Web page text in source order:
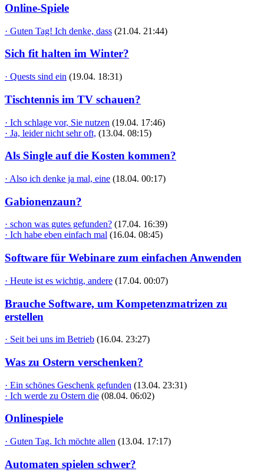
Online-Spiele
· Guten Tag! Ich denke, dass (21.04. 21:44)
Sich fit halten im Winter?
· Quests sind ein (19.04. 18:31)
Tischtennis im TV schauen?
· Ich schlage vor, Sie nutzen (19.04. 17:46)
· Ja, leider nicht sehr oft, (13.04. 08:15)
Als Single auf die Kosten kommen?
· Also ich denke ja mal, eine (18.04. 00:17)
Gabionenzaun?
· schon was gutes gefunden? (17.04. 16:39)
· Ich habe eben einfach mal (16.04. 08:45)
Software für Webinare zum einfachen Anwenden
· Heute ist es wichtig, andere (17.04. 00:07)
Brauche Software, um Kompetenzmatrizen zu
erstellen
· Seit bei uns im Betrieb (16.04. 23:27)
Was zu Ostern verschenken?
· Ein schönes Geschenk gefunden (13.04. 23:31)
· Ich werde zu Ostern die (08.04. 06:02)
Onlinespiele
· Guten Tag. Ich möchte allen (13.04. 17:17)
Automaten spielen schwer?